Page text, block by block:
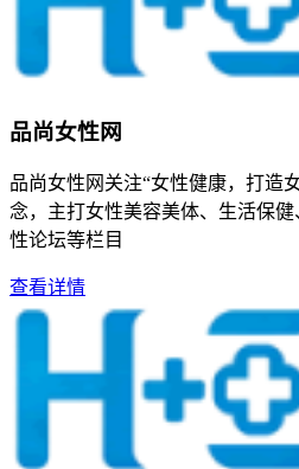
品尚女性网
品尚女性网关注“女性健康，打造
念，主打女性美容美体、生活保
性论坛等栏目
查看详情